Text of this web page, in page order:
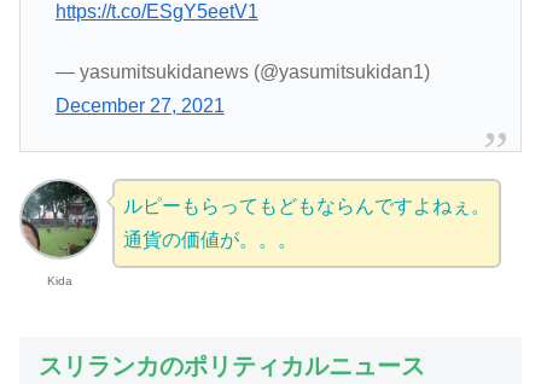
https://t.co/ESgY5eetV1
— yasumitsukidanews (@yasumitsukidan1)
December 27, 2021
Kida
ルピーもらってもどもならんですよねぇ。
通貨の価値が。。。
スリランカのポリティカルニュース